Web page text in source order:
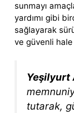
sunmayı
yardımı gibi
sağlayarak
ve güvenli
Yeşilyurt
tutarak,